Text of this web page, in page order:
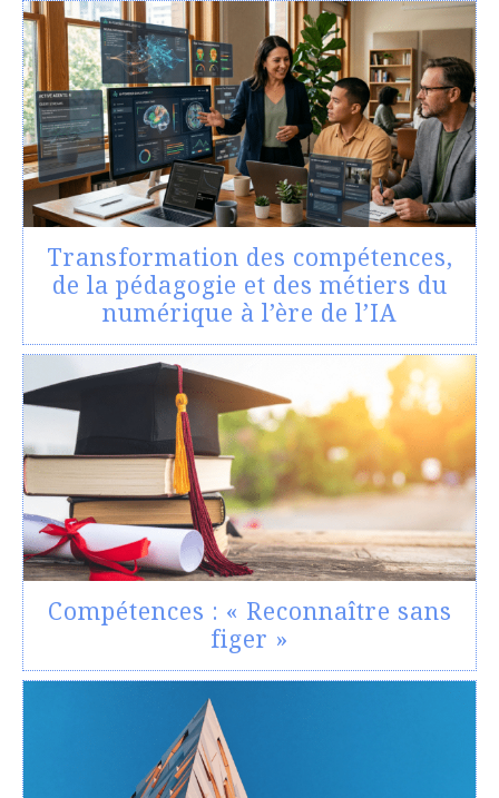
Transformation des compétences,
de la pédagogie et des métiers du
numérique à l’ère de l’IA
Compétences : « Reconnaître sans
figer »